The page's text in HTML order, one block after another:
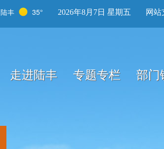
陆丰 35° 2026年8月7日 星期五 网站
走进陆丰 专题专栏 部门